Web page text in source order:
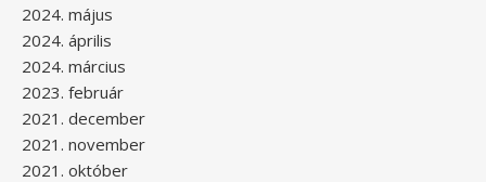
2024. május
2024. április
2024. március
2023. február
2021. december
2021. november
2021. október